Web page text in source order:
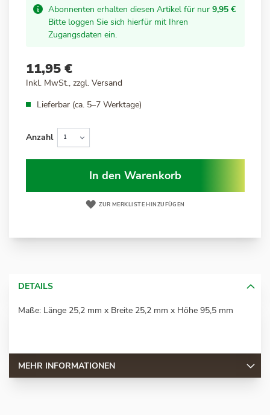
Abonnenten erhalten diesen Artikel für nur 9,95 €
Bitte loggen Sie sich hierfür mit Ihren
Zugangsdaten ein.
11,95 €
Inkl. MwSt., zzgl. Versand
Lieferbar (ca. 5–7 Werktage)
Anzahl
In den Warenkorb
ZUR MERKLISTE HINZUFÜGEN
DETAILS
Maße: Länge 25,2 mm x Breite 25,2 mm x Höhe 95,5 mm
MEHR INFORMATIONEN